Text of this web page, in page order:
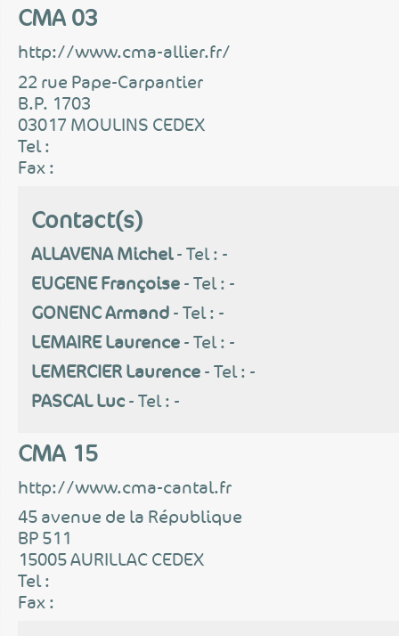
CMA 03
http://www.cma-allier.fr/
22 rue Pape-Carpantier
B.P. 1703
03017 MOULINS CEDEX
Tel :
Fax :
Contact(s)
ALLAVENA Michel- Tel : -
EUGENE Françoise- Tel : -
GONENC Armand- Tel : -
LEMAIRE Laurence- Tel : -
LEMERCIER Laurence- Tel : -
PASCAL Luc- Tel : -
CMA 15
http://www.cma-cantal.fr
45 avenue de la République
BP 511
15005 AURILLAC CEDEX
Tel :
Fax :